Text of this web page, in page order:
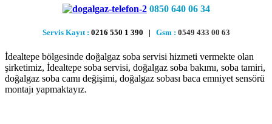
0850 640 06 34
Servis Kayıt : 0216 550 1 390 | Gsm : 0549 433 00 63
İdealtepe bölgesinde doğalgaz soba servisi hizmeti vermekte olan
şirketimiz, İdealtepe soba servisi, doğalgaz soba bakımı, soba tamiri,
doğalgaz soba camı değişimi, doğalgaz sobası baca emniyet sensörü
montajı yapmaktayız.